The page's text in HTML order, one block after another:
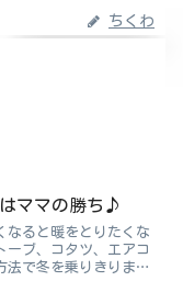
ちくわ
ママの勝ち♪
なると暖をとりたくな
ーブ、コタツ、エアコ
法で冬を乗りきります